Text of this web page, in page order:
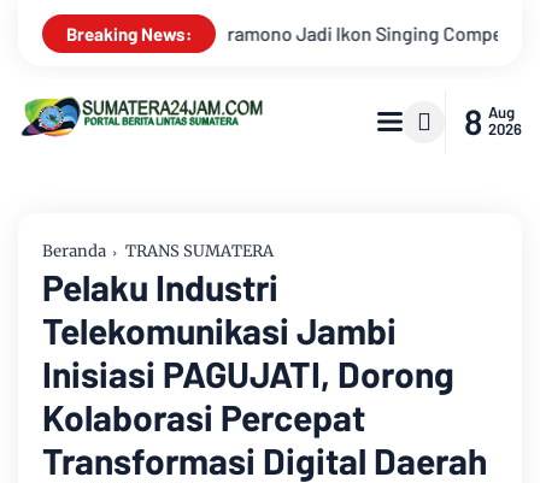
Breaking News:
HUT Ke-81 RI Kejati Jambi Serahkan Dua
8 Aug
2026
Beranda TRANS SUMATERA
Pelaku Industri
Telekomunikasi Jambi
Inisiasi PAGUJATI, Dorong
Kolaborasi Percepat
Transformasi Digital Daerah